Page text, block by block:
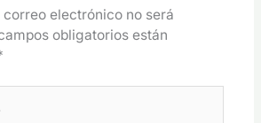
electrónico no será
obligatorios están